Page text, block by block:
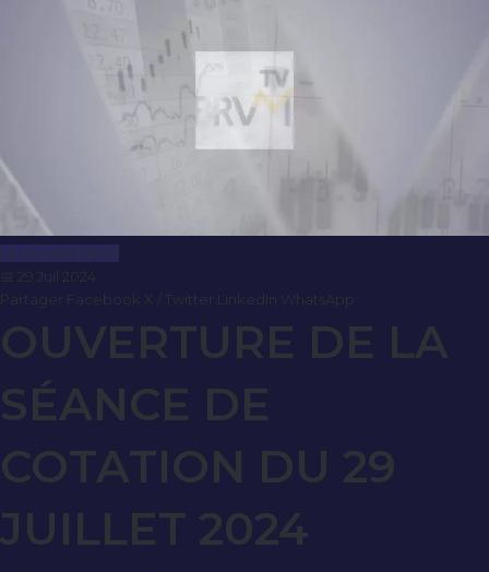
Le Journal BRVM
OUVERTURE DE LA
SÉANCE DE
COTATION DU 29
JUILLET 2024